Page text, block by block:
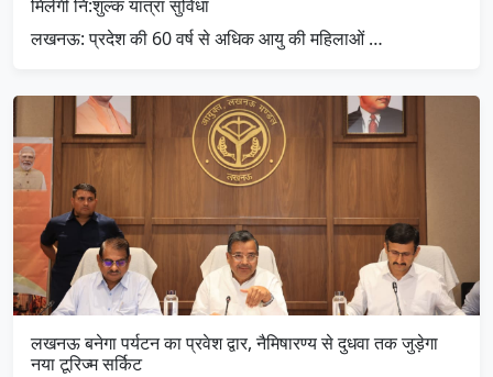
मिलेगी नि:शुल्क यात्रा सुविधा
लखनऊ: प्रदेश की 60 वर्ष से अधिक आयु की महिलाओं …
लखनऊ बनेगा पर्यटन का प्रवेश द्वार, नैमिषारण्य से दुधवा तक जुड़ेगा
नया टूरिज्म सर्किट